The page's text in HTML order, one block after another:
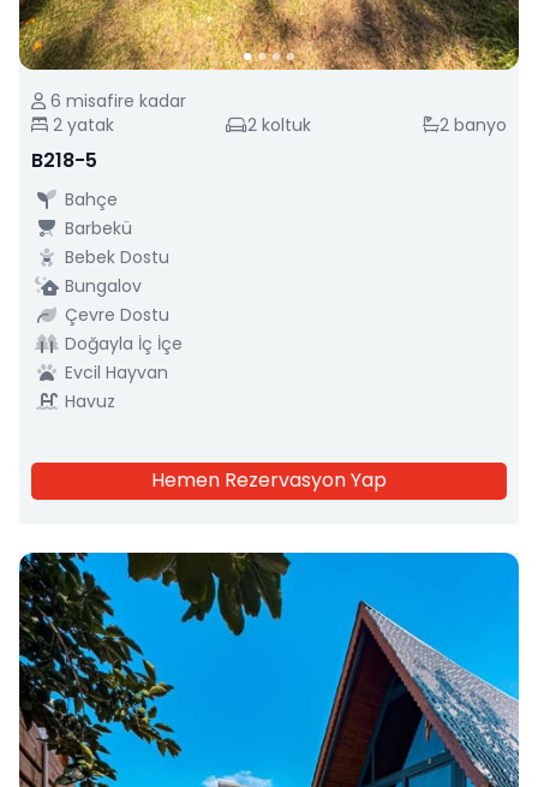
6 misafire kadar
2 yatak 2 koltuk 2 banyo
B218-5
Bahçe
Barbekü
Bebek Dostu
Bungalov
Çevre Dostu
Doğayla İç İçe
Evcil Hayvan
Havuz
Hemen Rezervasyon Yap